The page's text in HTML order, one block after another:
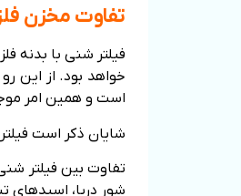
تفاوت مخزن
فیلتر شنی با بدنه
خواهد بود. از این
است و همین امر
شایان ذکر است
تفاوت بین فیلتر